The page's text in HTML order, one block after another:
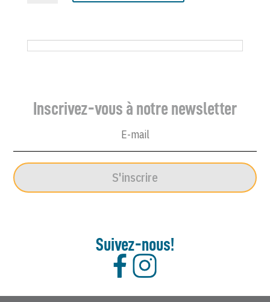
du
Inscrivez-vous à notre newsletter
S'inscrire
Suivez-nous!